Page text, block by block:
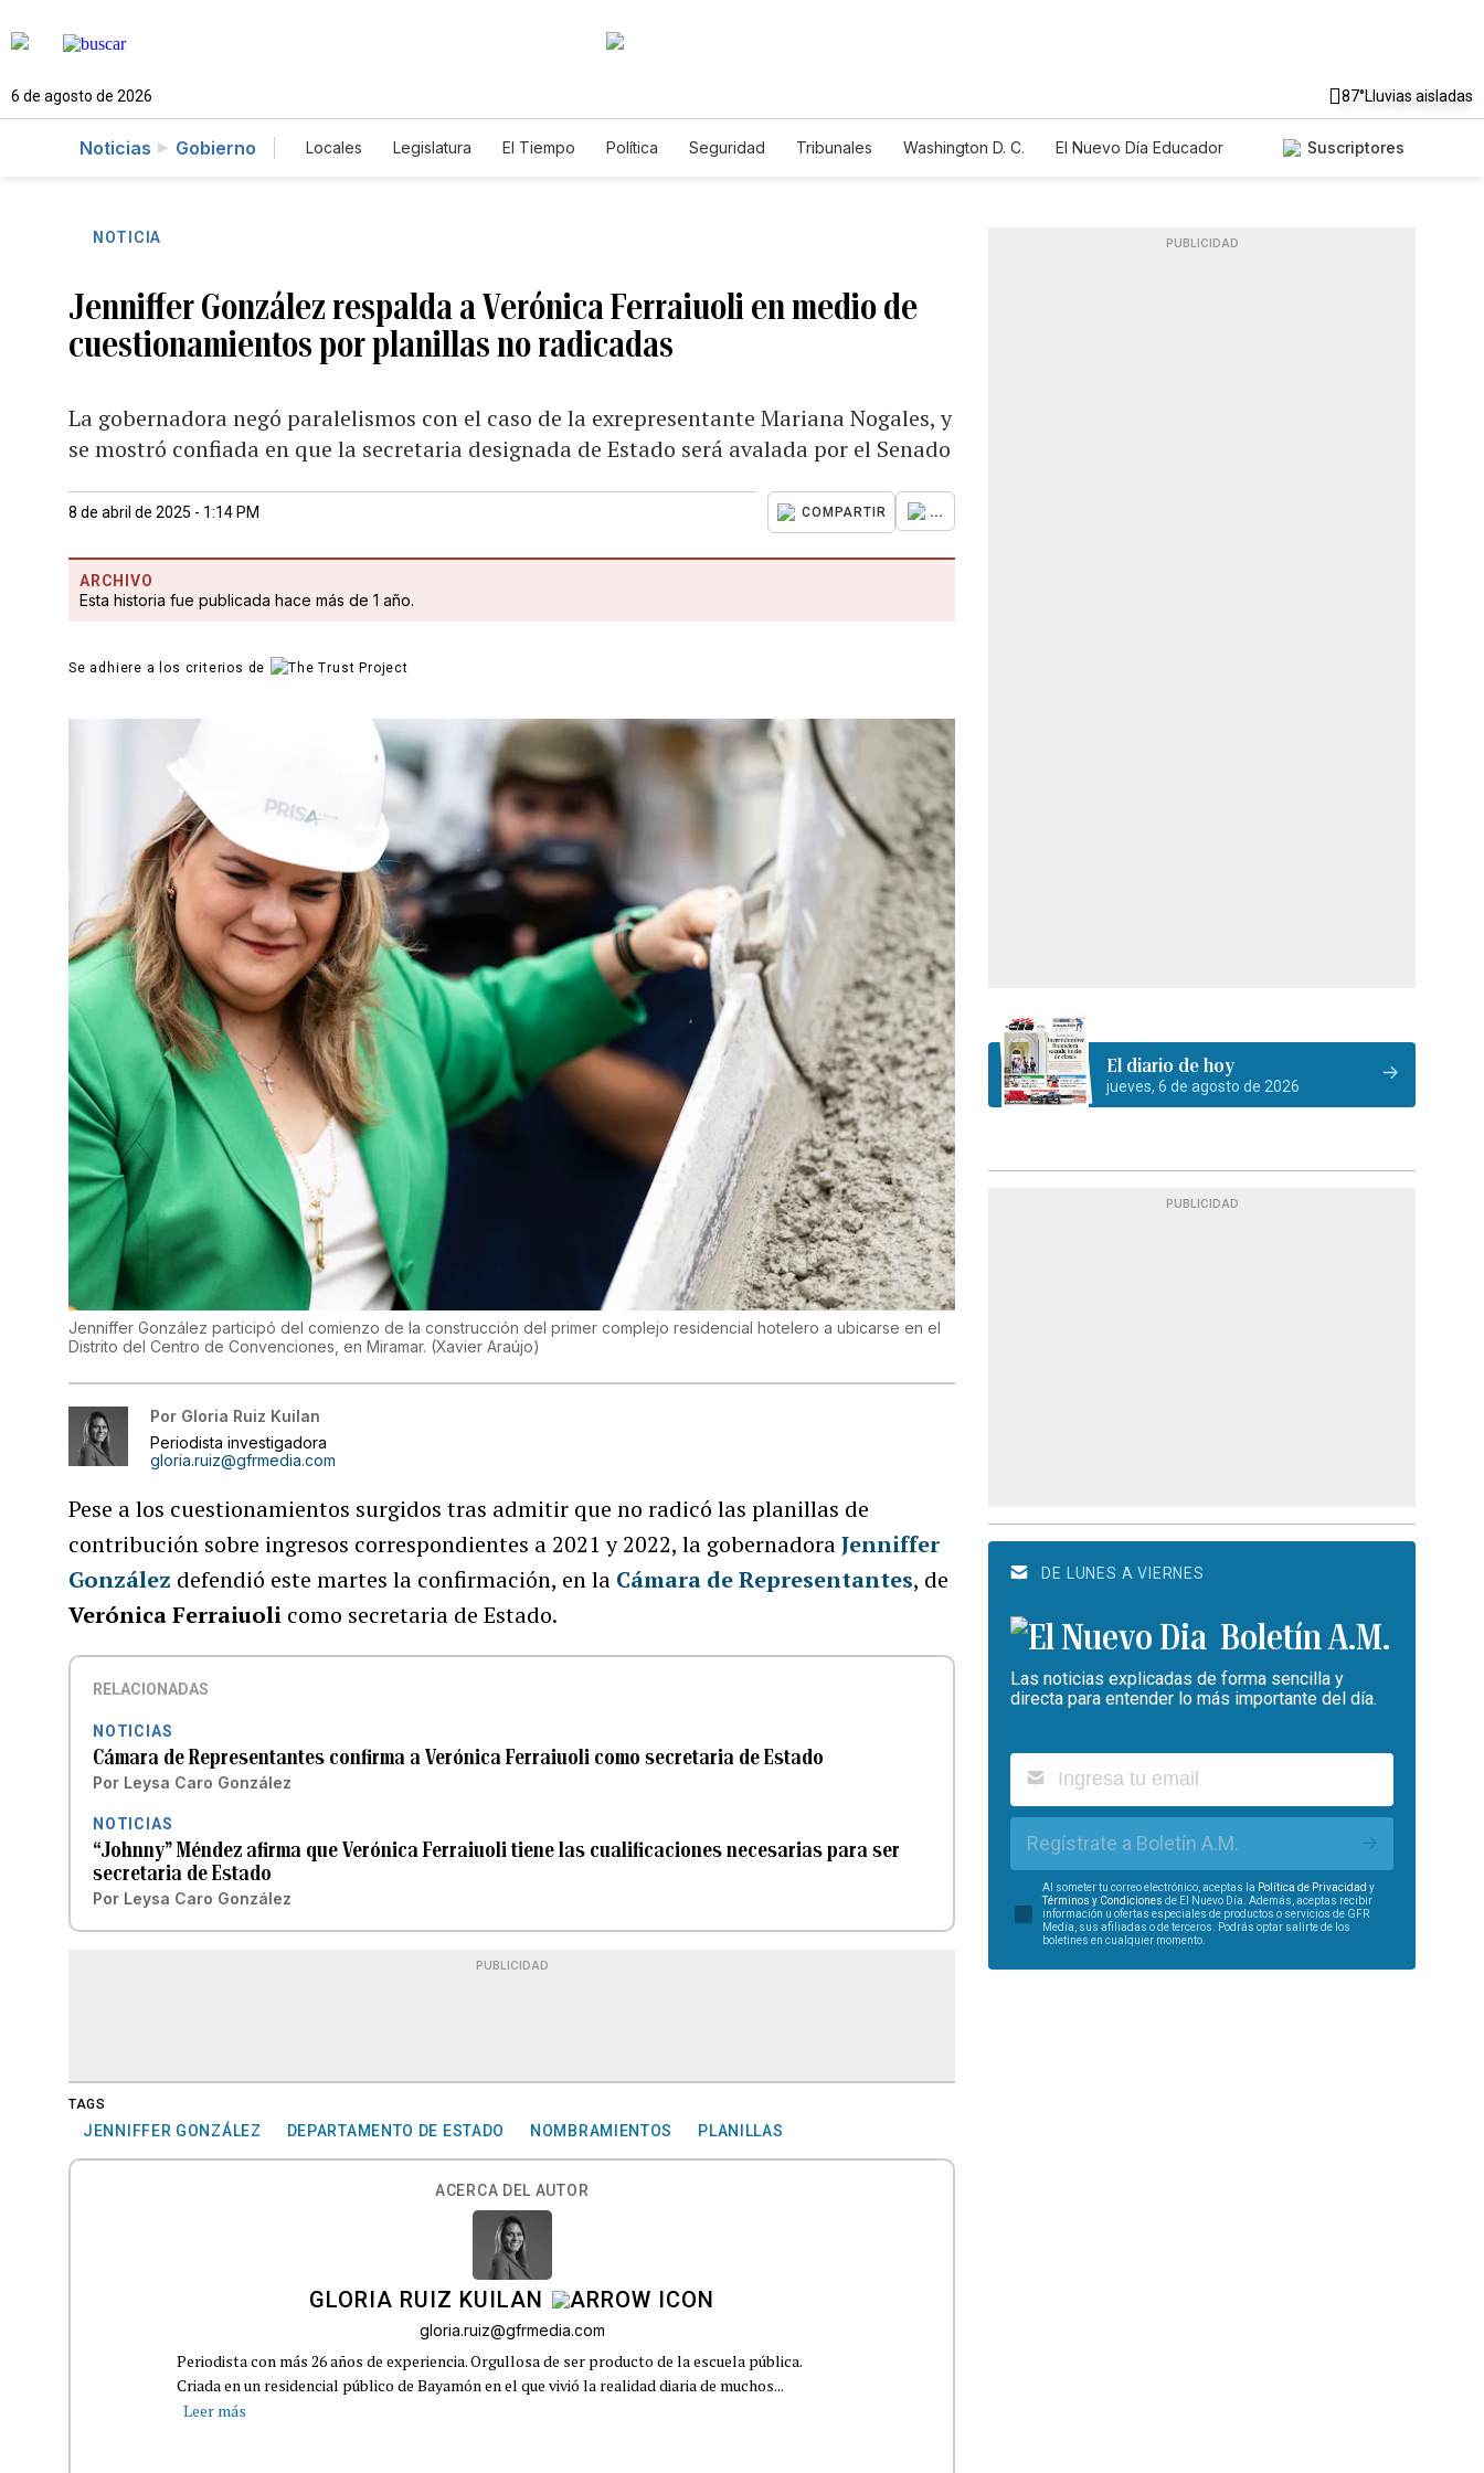
6 de agosto de 2026 87°Lluvias aisladas
Noticias Gobierno Locales Legislatura El Tiempo Política Seguridad Tribunales Washington D. C.
El Nuevo Día Educador
Suscriptores
NOTICIA
Jenniffer González respalda a Verónica Ferraiuoli en medio de
cuestionamientos por planillas no radicadas
La gobernadora negó paralelismos con el caso de la exrepresentante Mariana Nogales, y
se mostró confiada en que la secretaria designada de Estado será avalada por el Senado
8 de abril de 2025 - 1:14 PM COMPARTIR ...
ARCHIVO
Esta historia fue publicada hace más de 1 año.
Se adhiere a los criterios de
Jenniffer González participó del comienzo de la construcción del primer complejo residencial hotelero a ubicarse en el
Distrito del Centro de Convenciones, en Miramar. (Xavier Araújo)
Por Gloria Ruiz Kuilan
Periodista investigadora
gloria.ruiz@gfrmedia.com
Pese a los cuestionamientos surgidos tras admitir que no radicó las planillas de
contribución sobre ingresos correspondientes a 2021 y 2022, la gobernadoraJenniffer
González defendió este martes la confirmación, en la Cámara de Representantes, de
Verónica Ferraiuoli como secretaria de Estado.
RELACIONADAS
NOTICIAS
Cámara de Representantes confirma a Verónica Ferraiuoli como secretaria de Estado
Por Leysa Caro González
NOTICIAS
“Johnny” Méndez afirma que Verónica Ferraiuoli tiene las cualificaciones necesarias para ser
secretaria de Estado
Por Leysa Caro González
PUBLICIDAD
TAGS
JENNIFFER GONZÁLEZ DEPARTAMENTO DE ESTADO NOMBRAMIENTOS PLANILLAS
ACERCA DEL AUTOR
GLORIA RUIZ KUILAN
gloria.ruiz@gfrmedia.com
Periodista con más 26 años de experiencia. Orgullosa de ser producto de la escuela pública.
Criada en un residencial público de Bayamón en el que vivió la realidad diaria de muchos...
Leer más
PUBLICIDAD
El diario de hoy
jueves, 6 de agosto de 2026
PUBLICIDAD
DE LUNES A VIERNES
Boletín A.M.
Las noticias explicadas de forma sencilla y
directa para entender lo más importante del día.
Regístrate a Boletín A.M.
Al someter tu correo electrónico, aceptas la Política de Privacidad y
Términos y Condiciones de El Nuevo Día. Además, aceptas recibir
información u ofertas especiales de productos o servicios de GFR
Media, sus afiliadas o de terceros. Podrás optar salirte de los
boletines en cualquier momento.